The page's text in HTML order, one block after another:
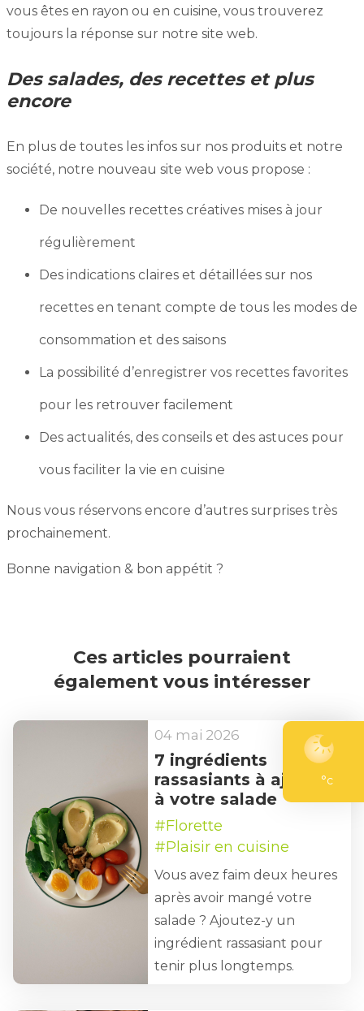
°c
vous êtes en rayon ou en cuisine, vous trouverez
toujours la réponse sur notre site web.
Des salades, des recettes et plus
encore
En plus de toutes les infos sur nos produits et notre
société, notre nouveau site web vous propose :
De nouvelles recettes créatives mises à jour
régulièrement
Des indications claires et détaillées sur nos
recettes en tenant compte de tous les modes de
consommation et des saisons
La possibilité d’enregistrer vos recettes favorites
pour les retrouver facilement
Des actualités, des conseils et des astuces pour
vous faciliter la vie en cuisine
Nous vous réservons encore d’autres surprises très
prochainement.
Bonne navigation & bon appétit ?
Ces articles pourraient
également vous intéresser
04 mai 2026
7 ingrédients
rassasiants à ajouter
à votre salade
#Florette
#Plaisir en cuisine
Vous avez faim deux heures
après avoir mangé votre
salade ? Ajoutez-y un
ingrédient rassasiant pour
tenir plus longtemps.